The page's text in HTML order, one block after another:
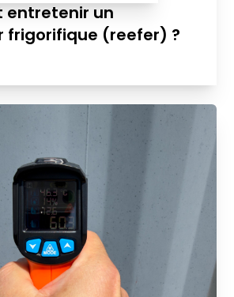
entretenir un
frigorifique (reefer) ?